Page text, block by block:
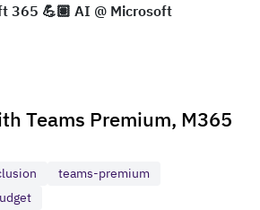
365 💪🏽 AI @ Microsoft
Teams Premium, M365
teams-premium